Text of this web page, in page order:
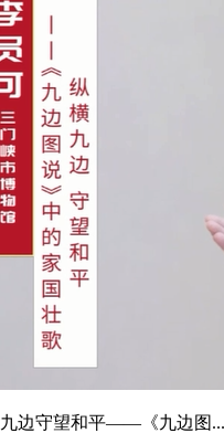
九边守望和平——《九边图...